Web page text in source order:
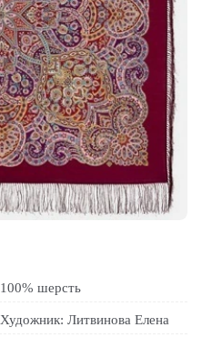
100% шерсть
Художник: Литвинова Елена